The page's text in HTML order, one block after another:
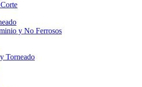
y No Ferrosos
Torneado